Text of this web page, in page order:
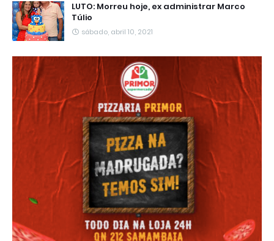
LUTO: Morreu hoje, ex administrar Marco
Túlio
sábado, abril 10, 2021